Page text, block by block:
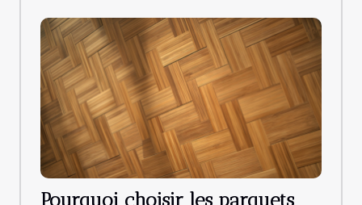
Pourquoi choisir les parquets